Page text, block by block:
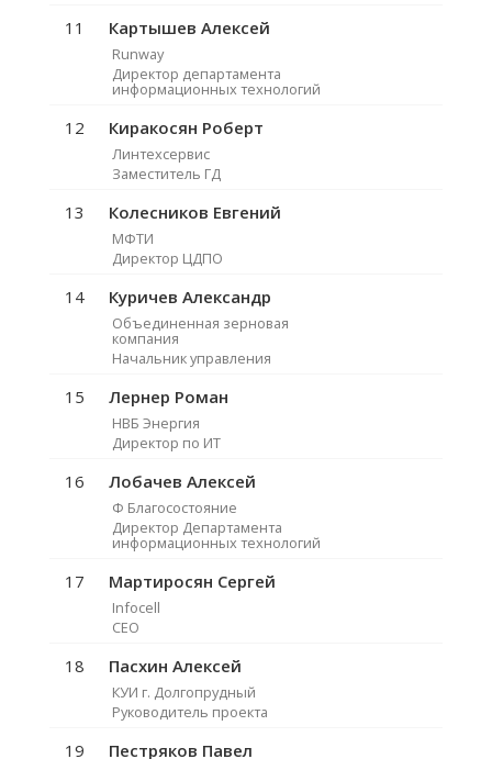
11 Картышев Алексей
Runway
Директор департамента
информационных технологий
12 Киракосян Роберт
Линтехсервис
Заместитель ГД
13 Колесников Евгений
МФТИ
Директор ЦДПО
14 Куричев Александр
Объединенная зерновая
компания
Начальник управления
15 Лернер Роман
НВБ Энергия
Директор по ИТ
16 Лобачев Алексей
Ф Благосостояние
Директор Департамента
информационных технологий
17 Мартиросян Сергей
Infocell
CEO
18 Пасхин Алексей
КУИ г. Долгопрудный
Руководитель проекта
19 Пестряков Павел